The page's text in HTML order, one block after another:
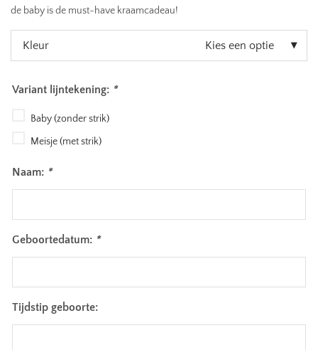
de baby is de must-have kraamcadeau!
Kleur Kies een optie
Variant lijntekening: *
Baby (zonder strik)
Meisje (met strik)
Naam: *
Geboortedatum: *
Tijdstip geboorte: